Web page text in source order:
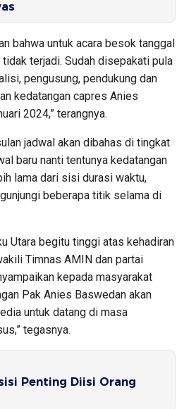
bahwa untuk acara besok tanggal
terjadi. Sudah disepakati pula
pengusung, pendukung dan
kedatangan capres Anies
2024,” terangnya.
jadwal akan dibahas di tingkat
baru nanti tentunya kedatangan
lama dari sisi durasi waktu,
beberapa titik selama di
Utara begitu tinggi atas kehadiran
Timnas AMIN dan partai
kepada masyarakat
Pak Anies Baswedan akan
untuk datang di masa
tegasnya.
Penting Diisi Orang